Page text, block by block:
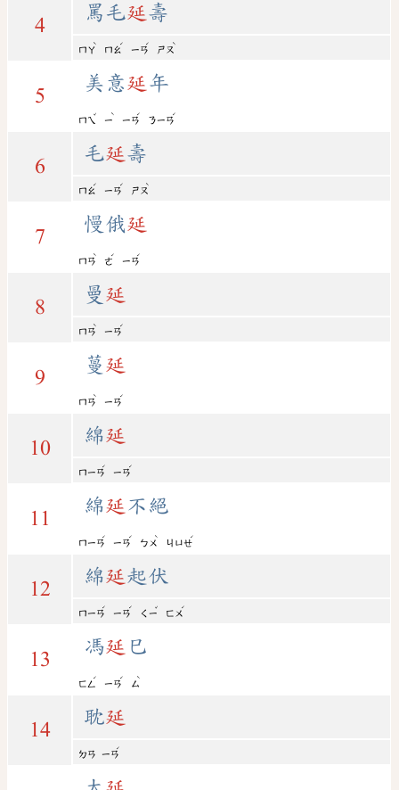
4
罵毛延壽
ㄇㄚ
ˋ
ㄇㄠ
ˊ
ㄧㄢ
ˊ
ㄕㄡ
ˋ
5
美意延 年
ㄇㄟ
ˇ
ㄧ
ˋ
ㄧㄢ
ˊ
ㄋㄧㄢ
ˊ
6
毛延壽
ㄇㄠ
ˊ
ㄧㄢ
ˊ
ㄕㄡ
ˋ
7
慢俄延
ㄇㄢ
ˋ
ㄜ
ˊ
ㄧㄢ
ˊ
8
曼 延
ㄇㄢ
ˋ
ㄧㄢ
ˊ
9
蔓 延
ㄇㄢ
ˋ
ㄧㄢ
ˊ
10
綿延
ㄇㄧㄢ
ˊ
ㄧㄢ
ˊ
11
綿延 不絕
ㄇㄧㄢ
ˊ
ㄧㄢ
ˊ
ㄅㄨ
ˋ
ㄐㄩㄝ
ˊ
12
綿延起伏
ㄇㄧㄢ
ˊ
ㄧㄢ
ˊ
ㄑㄧ
ˇ
ㄈㄨ
ˊ
13
馮延 巳
ㄈㄥ
ˊ
ㄧㄢ
ˊ
ㄙ
ˋ
14
耽延
ㄉㄢ ㄧㄢ
ˊ